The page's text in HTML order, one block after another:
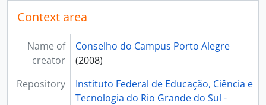
Context area
Name of
creator
Conselho do Campus Porto Alegre
(2008)
Repository
Instituto Federal de Educação, Ciência e
Tecnologia do Rio Grande do Sul -